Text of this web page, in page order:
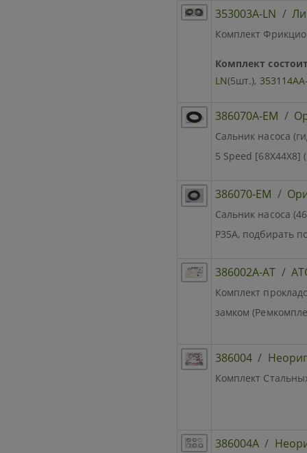
353003A-LN /
Комплект
Комплект
LN(5шт.),
386070A-EM /
Сальник насоса
5 Speed
386070-EM /
Сальник насоса
P35A, подбирать
386002A-AT /
Комплект
замком
386004 /
Комплект
386004A /